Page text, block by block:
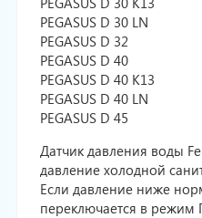
PEGASUS D 30 LN
PEGASUS D 32
PEGASUS D 40
PEGASUS D 40 K13
PEGASUS D 40 LN
PEGASUS D 45
Датчик давления воды
давление холодной
Если давление ниже
переключается в режим